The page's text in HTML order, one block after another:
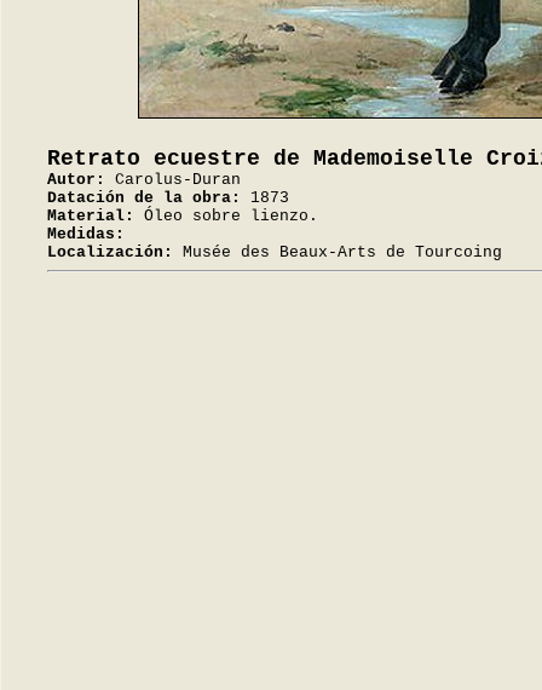
Retrato ecuestre de Mademoiselle
Autor:
Carolus-Duran
Datación de la obra:
1873
Material:
Óleo sobre lienzo.
Medidas:
Localización:
Musée des Beaux-Arts de Tourcoing